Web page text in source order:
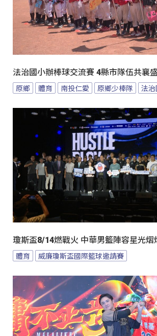
法治國小辦棒球交流賽 4縣市隊伍共襄
原鄉 體育 南投仁愛 原鄉少棒隊 法
瓊斯盃8/14燃戰火 中華男籃陣容星光熠
體育 威廉瓊斯盃國際籃球邀請賽